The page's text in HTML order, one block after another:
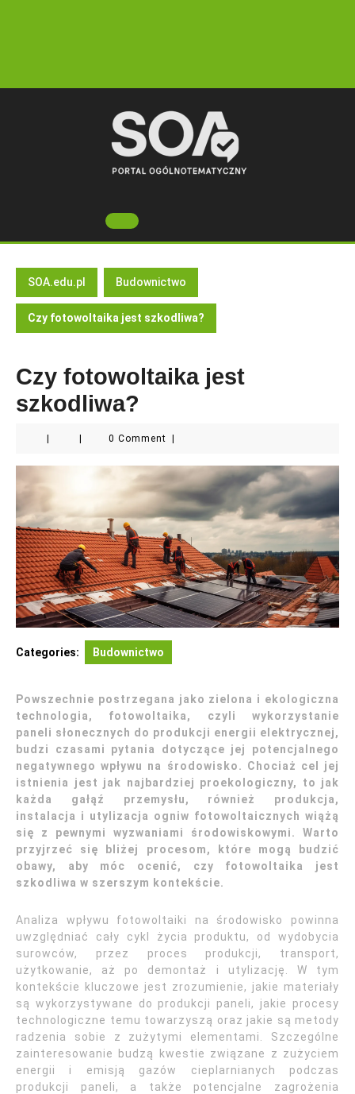
Open
Button
SOA.edu.pl Budownictwo
Czy fotowoltaika jest szkodliwa?
Czy fotowoltaika jest
szkodliwa?
0 Comment
Categories: Budownictwo
Powszechnie postrzegana jako zielona i ekologiczna
technologia, fotowoltaika, czyli wykorzystanie
paneli słonecznych do produkcji energii elektrycznej,
budzi czasami pytania dotyczące jej potencjalnego
negatywnego wpływu na środowisko. Chociaż cel jej
istnienia jest jak najbardziej proekologiczny, to jak
każda gałąź przemysłu, również produkcja,
instalacja i utylizacja ogniw fotowoltaicznych wiążą
się z pewnymi wyzwaniami środowiskowymi. Warto
przyjrzeć się bliżej procesom, które mogą budzić
obawy, aby móc ocenić, czy fotowoltaika jest
szkodliwa w szerszym kontekście.
Analiza wpływu fotowoltaiki na środowisko powinna
uwzględniać cały cykl życia produktu, od wydobycia
surowców, przez proces produkcji, transport,
użytkowanie, aż po demontaż i utylizację. W tym
kontekście kluczowe jest zrozumienie, jakie materiały
są wykorzystywane do produkcji paneli, jakie procesy
technologiczne temu towarzyszą oraz jakie są metody
radzenia sobie z zużytymi elementami. Szczególne
zainteresowanie budzą kwestie związane z zużyciem
energii i emisją gazów cieplarnianych podczas
produkcji paneli, a także potencjalne zagrożenia